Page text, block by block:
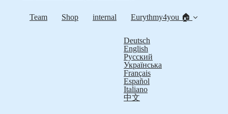
Team Shop internal Eurythmy4you 🏠
Deutsch
English
Русский
Українська
Français
Español
Italiano
中文